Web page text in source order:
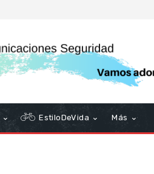
EstiloDeVida Más